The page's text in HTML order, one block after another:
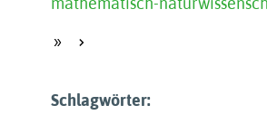
Schlagwörter: